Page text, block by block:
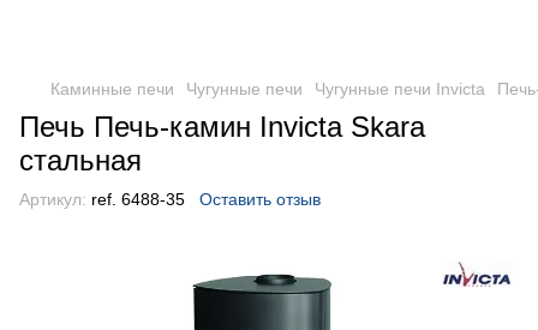
Каминные печи Чугунные печи Чугунные печи Invicta
Печь Печь-камин Invicta Skara
стальная
Артикул: ref. 6488-35 Оставить отзыв